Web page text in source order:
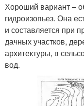
Хороший вариант –
гидроизопьез. Она
и составляется при
дачных участков,
архитектуры, в
вод.